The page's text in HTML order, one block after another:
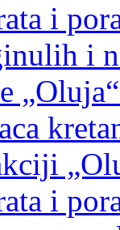
i
i
i